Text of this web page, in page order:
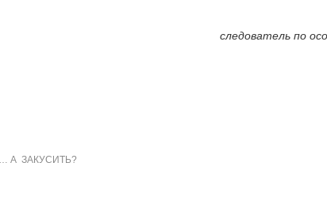
следователь по
… А ЗАКУСИТЬ?